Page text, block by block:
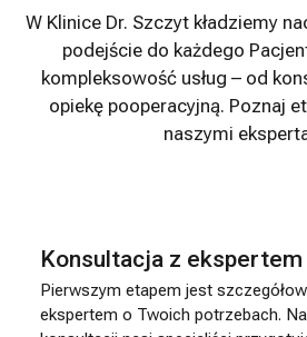
W Klinice Dr. Szczyt kładziemy
podejście do każdego
kompleksowość usług – od
opiekę pooperacyjną. Poznaj
naszymi
Konsultacja z ekspertem
Pierwszym etapem jest
ekspertem o Twoich potrzebach.